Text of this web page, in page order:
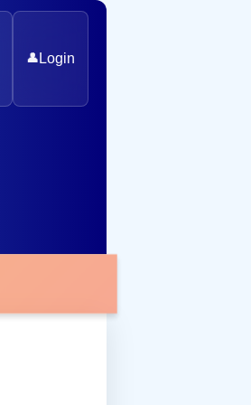
👤Login